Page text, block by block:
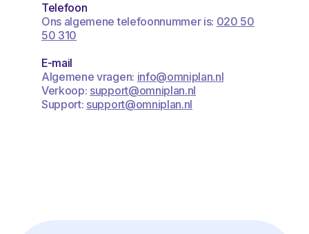
Telefoon
Ons algemene telefoonnummer is: 020 50
50 310
E-mail
Algemene vragen: info@omniplan.nl
Verkoop: support@omniplan.nl
Support: support@omniplan.nl